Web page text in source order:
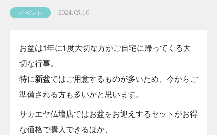
2024.05.10
イベント
お盆は1年に1度大切な方がご自宅に帰ってくる大
切な行事。
特に新盆ではご用意するものが多いため、今からご
準備される方も多いかと思います。
サカエヤ仏壇店ではお盆をお迎えするセットがお得
な価格で購入できるほか、